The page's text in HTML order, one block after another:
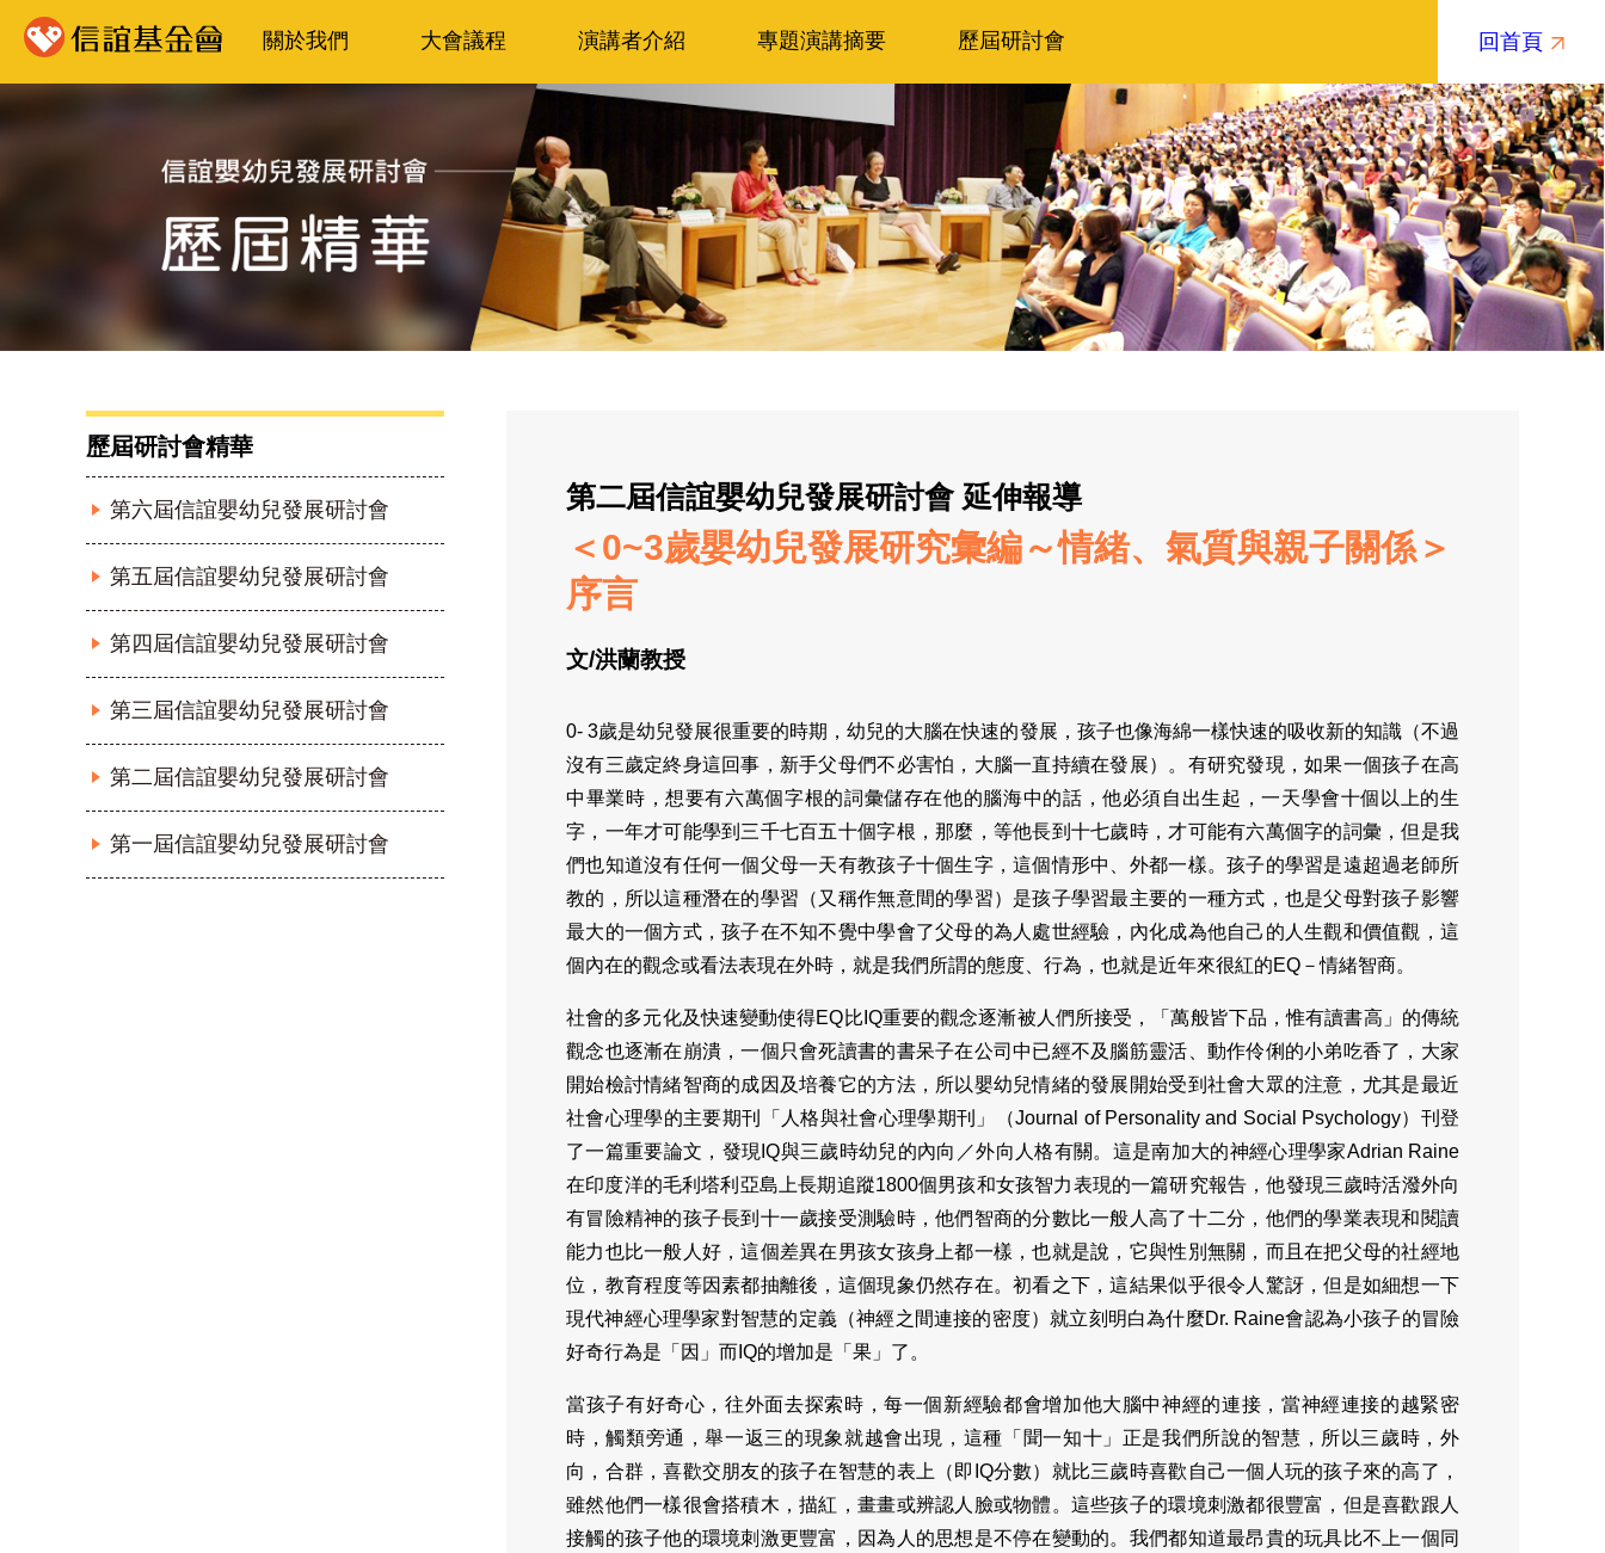
關於我們 大會議程 演講者介紹 專題演講摘要 歷屆研討會 回首頁
第二屆信誼嬰幼兒發展研討會 延伸報導
＜0~3歲嬰幼兒發展研究彙編～情緒、氣質與親子關係＞
序言
文/洪蘭教授
0- 3歲是幼兒發展很重要的時期，幼兒的大腦在快速的發展，孩子也像海綿一樣快速的吸收新的知識（不過
沒有三歲定終身這回事，新手父母們不必害怕，大腦一直持續在發展）。有研究發現，如果一個孩子在高
中畢業時，想要有六萬個字根的詞彙儲存在他的腦海中的話，他必須自出生起，一天學會十個以上的生
字，一年才可能學到三千七百五十個字根，那麼，等他長到十七歲時，才可能有六萬個字的詞彙，但是我
們也知道沒有任何一個父母一天有教孩子十個生字，這個情形中、外都一樣。孩子的學習是遠超過老師所
教的，所以這種潛在的學習（又稱作無意間的學習）是孩子學習最主要的一種方式，也是父母對孩子影響
最大的一個方式，孩子在不知不覺中學會了父母的為人處世經驗，內化成為他自己的人生觀和價值觀，這
個內在的觀念或看法表現在外時，就是我們所謂的態度、行為，也就是近年來很紅的EQ－情緒智商。
社會的多元化及快速變動使得EQ比IQ重要的觀念逐漸被人們所接受，「萬般皆下品，惟有讀書高」的傳統
觀念也逐漸在崩潰，一個只會死讀書的書呆子在公司中已經不及腦筋靈活、動作伶俐的小弟吃香了，大家
開始檢討情緒智商的成因及培養它的方法，所以嬰幼兒情緒的發展開始受到社會大眾的注意，尤其是最近
社會心理學的主要期刊「人格與社會心理學期刊」（Journal of Personality and Social Psychology）刊登
了一篇重要論文，發現IQ與三歲時幼兒的內向／外向人格有關。這是南加大的神經心理學家Adrian Raine
在印度洋的毛利塔利亞島上長期追蹤1800個男孩和女孩智力表現的一篇研究報告，他發現三歲時活潑外向
有冒險精神的孩子長到十一歲接受測驗時，他們智商的分數比一般人高了十二分，他們的學業表現和閱讀
能力也比一般人好，這個差異在男孩女孩身上都一樣，也就是說，它與性別無關，而且在把父母的社經地
位，教育程度等因素都抽離後，這個現象仍然存在。初看之下，這結果似乎很令人驚訝，但是如細想一下
現代神經心理學家對智慧的定義（神經之間連接的密度）就立刻明白為什麼Dr. Raine會認為小孩子的冒險
好奇行為是「因」而IQ的增加是「果」了。
當孩子有好奇心，往外面去探索時，每一個新經驗都會增加他大腦中神經的連接，當神經連接的越緊密
時，觸類旁通，舉一返三的現象就越會出現，這種「聞一知十」正是我們所說的智慧，所以三歲時，外
向，合群，喜歡交朋友的孩子在智慧的表上（即IQ分數）就比三歲時喜歡自己一個人玩的孩子來的高了，
雖然他們一樣很會搭積木，描紅，畫畫或辨認人臉或物體。這些孩子的環境刺激都很豐富，但是喜歡跟人
接觸的孩子他的環境刺激更豐富，因為人的思想是不停在變動的。我們都知道最昂貴的玩具比不上一個同
歷屆研討會精華
第六屆信誼嬰幼兒發展研討會
第五屆信誼嬰幼兒發展研討會
第四屆信誼嬰幼兒發展研討會
第三屆信誼嬰幼兒發展研討會
第二屆信誼嬰幼兒發展研討會
第一屆信誼嬰幼兒發展研討會